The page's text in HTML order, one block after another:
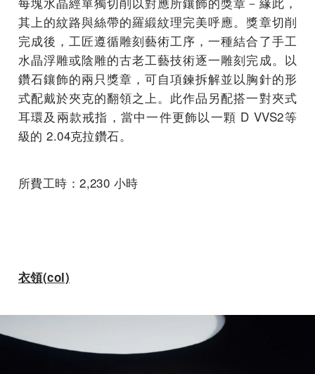
其上的紋路與絲帶的羅緞紋理完美呼應。獎章切削
完成後，工匠遵循雕刻藝術工序，一種結合了手工
水晶浮雕或陰雕的古老工藝技術逐一雕刻完成。以
鑽石鑲飾的兩只獎章，可自項鍊拆解並以胸針的形
式配戴於夾克的翻領之上。此作品另配搭一對夾式
耳環及兩款戒指，當中一件更飾以一顆 D VVS2等
級的 2.04克拉鑽石。
所費工時：2,230 小時
衣領(col)